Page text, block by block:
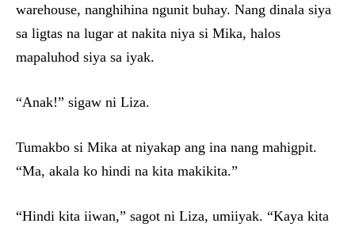
warehouse, nanghihina ngunit buhay. Nang dinala siya
sa ligtas na lugar at nakita niya si Mika, halos
mapaluhod siya sa iyak.
“Anak!” sigaw ni Liza.
Tumakbo si Mika at niyakap ang ina nang mahigpit.
“Ma, akala ko hindi na kita makikita.”
“Hindi kita iiwan,” sagot ni Liza, umiiyak. “Kaya kita